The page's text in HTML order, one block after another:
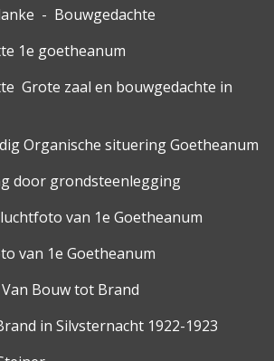
- Bouwgedachte
goetheanum
zaal en bouwgedachte in
situering Goetheanum
grondsteenlegging
van 1e Goetheanum
1e Goetheanum
Bouw tot Brand
in Silvsternacht 1922-1923